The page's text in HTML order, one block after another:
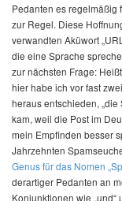
Pedanten es regelmäßig
zur Regel. Diese
verwandten Aküwort
die eine Sprache
zur nächsten Frage: Heißt
hier habe ich vor fast
heraus entschieden,
kam, weil die Post im
mein Empfinden besser
Jahrzehnten
Genus für das Nomen
derartiger Pedanten an
Konjunktionen wie „und“